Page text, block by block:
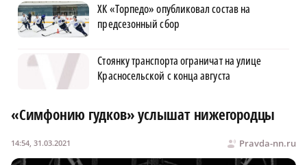
ХК «Торпедо» опубликовал состав на
предсезонный сбор
Стоянку транспорта ограничат на улице
Красносельской с конца августа
«Симфонию гудков» услышат нижегородцы
Pravda-nn.ru
14:54, 31.03.2021